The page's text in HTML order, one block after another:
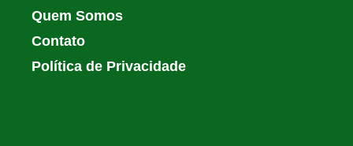
Quem Somos
Contato
Política de Privacidade